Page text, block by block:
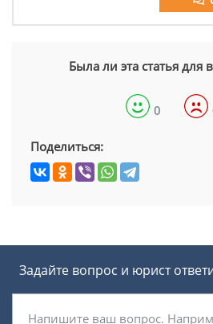
Была ли эта статья для
0
Поделиться:
Задайте вопрос и юрист